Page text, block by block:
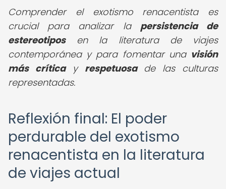
Comprender el exotismo renacentista es
crucial para analizar la persistencia de
estereotiposen la literatura de viajes
contemporánea y para fomentar una visión
más críticay respetuosade las culturas
representadas.
Reflexión final: El poder
perdurable del exotismo
renacentista en la literatura
de viajes actual